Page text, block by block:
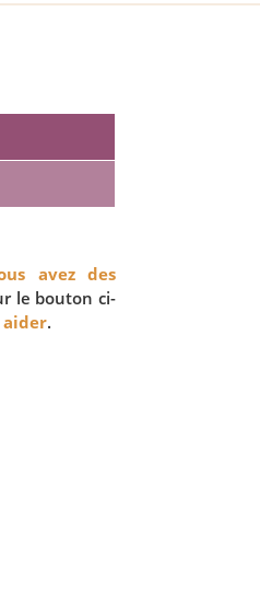
avez des
le bouton ci-
aider.